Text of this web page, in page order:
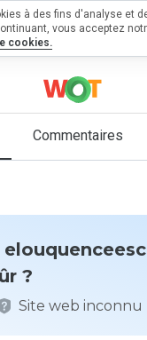
Commentaires
?
Site web inconnu
à des fins d'analyse et
vous acceptez
cookies.